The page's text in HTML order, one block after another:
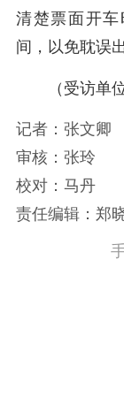
清楚票面开
间，以免耽误
（受访单
记者：张文卿
审核：张玲
校对：马丹
责任编辑：郑